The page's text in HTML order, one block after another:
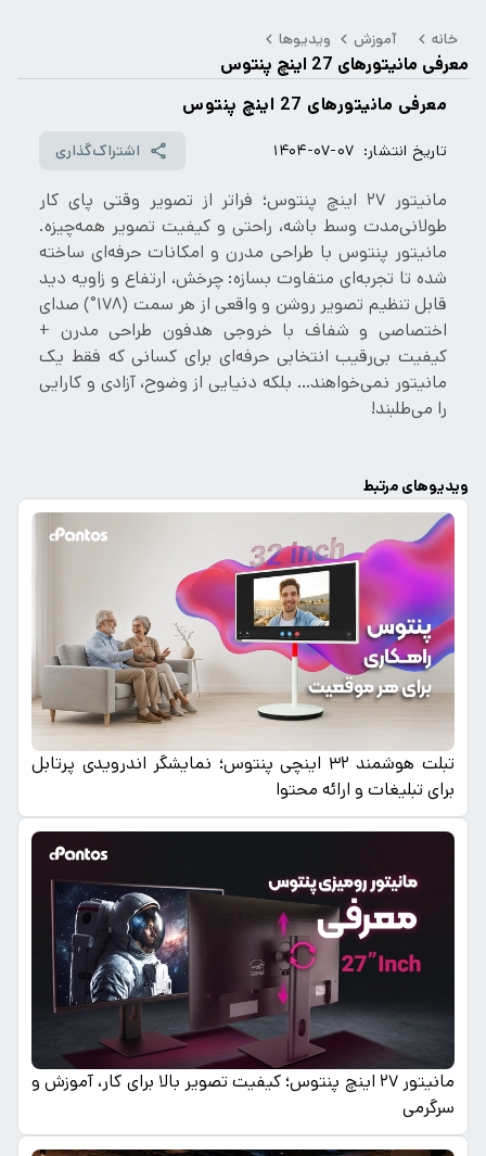
خانه آموزش ویدیوها
معرفی مانیتورهای 27 اینچ پنتوس
معرفی مانیتورهای 27 اینچ پنتوس
تاریخ انتشار: ۱۴۰۴-۰۷-۰۷ اشتراک‌گذاری
مانیتور ۲۷ اینچ پنتوس؛ فراتر از تصویر وقتی پای کار
طولانی‌مدت وسط باشه، راحتی و کیفیت تصویر همه‌چیزه.
مانیتور پنتوس با طراحی مدرن و امکانات حرفه‌ای ساخته
شده تا تجربه‌ای متفاوت بسازه: چرخش، ارتفاع و زاویه دید
قابل تنظیم تصویر روشن و واقعی از هر سمت (۱۷۸°) صدای
اختصاصی و شفاف با خروجی هدفون طراحی مدرن +
کیفیت بی‌رقیب انتخابی حرفه‌ای برای کسانی که فقط یک
مانیتور نمی‌خواهند… بلکه دنیایی از وضوح، آزادی و کارایی
را می‌طلبند!
ویدیوهای مرتبط
تبلت هوشمند ۳۲ اینچی پنتوس؛ نمایشگر اندرویدی پرتابل
برای تبلیغات و ارائه محتوا
مانیتور ۲۷ اینچ پنتوس؛ کیفیت تصویر بالا برای کار، آموزش و
سرگرمی